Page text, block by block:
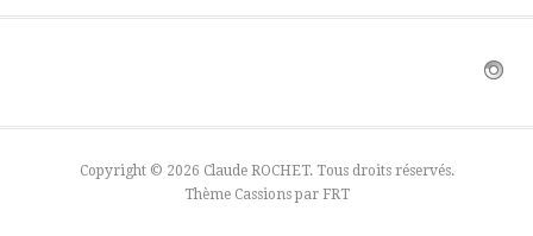
Copyright © 2026 Claude ROCHET. Tous droits réservés.
Thème Cassions par FRT